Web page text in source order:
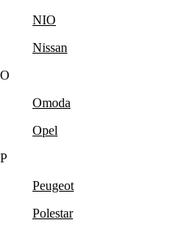
NIO
Nissan
O
Omoda
Opel
P
Peugeot
Polestar